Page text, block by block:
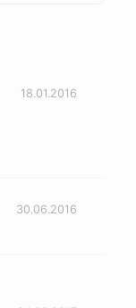
18.01.2016
30.06.2016